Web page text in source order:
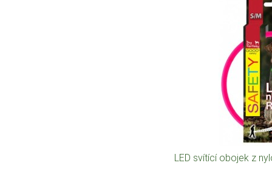
LED svítící obojek z